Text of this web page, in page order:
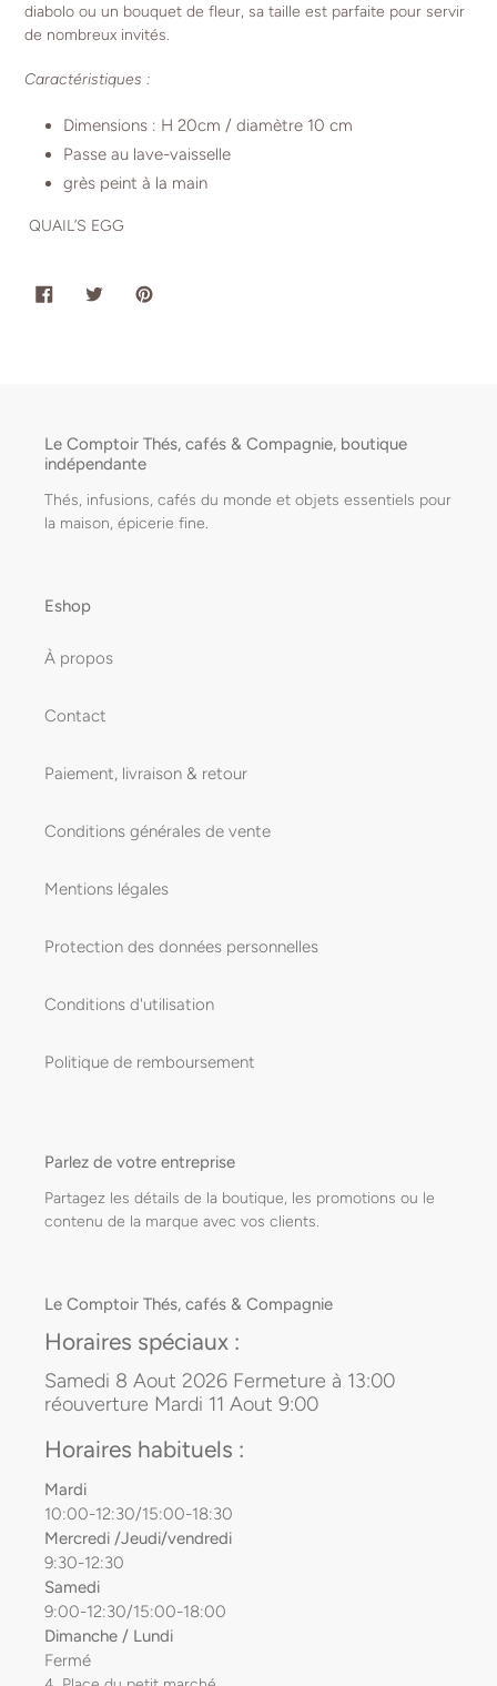
votre
diabolo ou un bouquet de fleur, sa taille est parfaite pour servir
de nombreux invités.
Caractéristiques :
Dimensions : H 20cm / diamètre 10 cm
Passe au lave-vaisselle
grès peint à la main
QUAIL’S EGG
PARTAGERTWEETER
Le Comptoir Thés, cafés & Compagnie, boutique
indépendante
Thés, infusions, cafés du monde et objets essentiels pour
la maison, épicerie fine.
Eshop
À propos
Contact
Paiement, livraison & retour
Conditions générales de vente
Mentions légales
Protection des données personnelles
Conditions d'utilisation
Politique de remboursement
Parlez de votre entreprise
Partagez les détails de la boutique, les promotions ou le
contenu de la marque avec vos clients.
Le Comptoir Thés, cafés & Compagnie
Horaires spéciaux :
Samedi 8 Aout 2026 Fermeture à 13:00
réouverture Mardi 11 Aout 9:00
Horaires habituels :
Mardi
10:00-12:30/15:00-18:30
Mercredi /Jeudi/vendredi
9:30-12:30
Samedi
9:00-12:30/15:00-18:00
Dimanche / Lundi
Fermé